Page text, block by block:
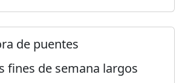
de puentes
fines de semana largos